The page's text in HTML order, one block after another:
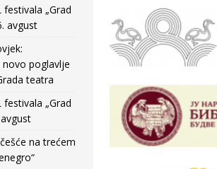
„Grad
avgust
novo poglavlje
teatra
„Grad
na trećem